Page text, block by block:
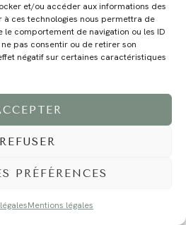
et/ou accéder aux informations des
ces technologies nous permettra de
comportement de navigation ou les ID
pas consentir ou de retirer son
négatif sur certaines caractéristiques
REFUSER
PRÉFÉRENCES
Mentions légales
YOGA VOYAGE BLOG CONTACT
et Mariage - Nice - Côte d'Azur -